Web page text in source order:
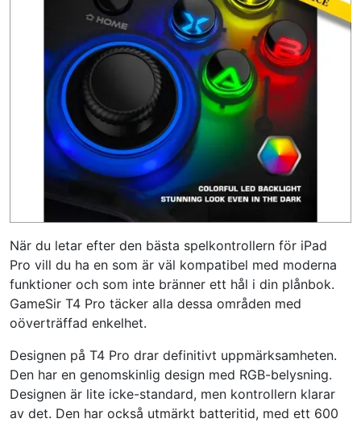
När du letar efter den bästa spelkontrollern för iPad
Pro vill du ha en som är väl kompatibel med moderna
funktioner och som inte bränner ett hål i din plånbok.
GameSir T4 Pro täcker alla dessa områden med
oöverträffad enkelhet.
Designen på T4 Pro drar definitivt uppmärksamheten.
Den har en genomskinlig design med RGB-belysning.
Designen är lite icke-standard, men kontrollern klarar
av det. Den har också utmärkt batteritid, med ett 600